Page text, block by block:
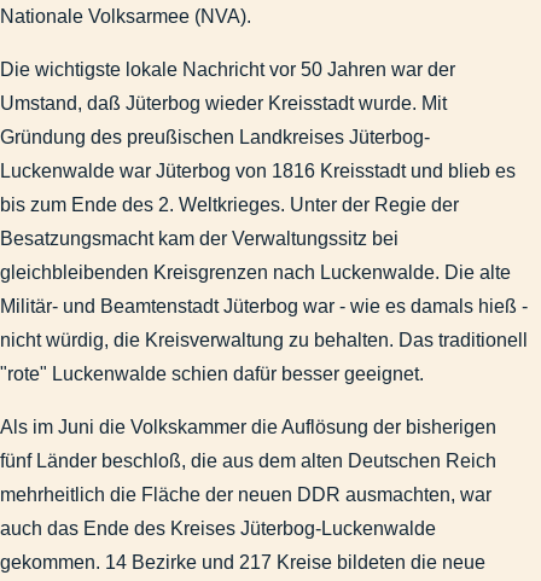
Nationale Volksarmee (NVA).
Die wichtigste lokale Nachricht vor 50 Jahren war der
Umstand, daß Jüterbog wieder Kreisstadt wurde. Mit
Gründung des preußischen Landkreises Jüterbog-
Luckenwalde war Jüterbog von 1816 Kreisstadt und blieb es
bis zum Ende des 2. Weltkrieges. Unter der Regie der
Besatzungsmacht kam der Verwaltungssitz bei
gleichbleibenden Kreisgrenzen nach Luckenwalde. Die alte
Militär- und Beamtenstadt Jüterbog war - wie es damals hieß -
nicht würdig, die Kreisverwaltung zu behalten. Das traditionell
"rote" Luckenwalde schien dafür besser geeignet.
Als im Juni die Volkskammer die Auflösung der bisherigen
fünf Länder beschloß, die aus dem alten Deutschen Reich
mehrheitlich die Fläche der neuen DDR ausmachten, war
auch das Ende des Kreises Jüterbog-Luckenwalde
gekommen. 14 Bezirke und 217 Kreise bildeten die neue